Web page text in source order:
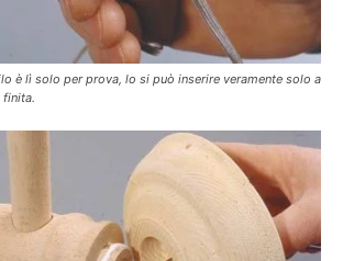
è lì solo per prova, lo si può inserire veramente solo a
finita.